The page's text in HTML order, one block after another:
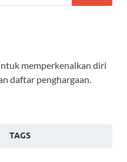
memperkenalkan diri
daftar penghargaan.
TAGS